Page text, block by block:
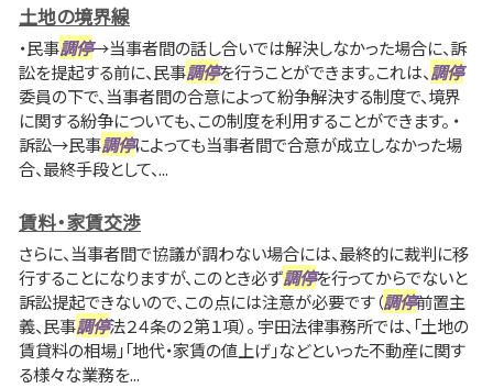
土地の境界線
・民事調停→当事者間の話し合いでは解決しなかった場合に、訴
訟を提起する前に、民事調停を行うことができます。これは、調停
委員の下で、当事者間の合意によって紛争解決する制度で、境界
に関する紛争についても、この制度を利用することができます。 ・
訴訟→民事調停によっても当事者間で合意が成立しなかった場
合、最終手段として、...
賃料・家賃交渉
さらに、当事者間で協議が調わない場合には、最終的に裁判に移
行することになりますが、このとき必ず調停を行ってからでないと
訴訟提起できないので、この点には注意が必要です（調停前置主
義、民事調停法２４条の２第１項）。 宇田法律事務所では、「土地の
賃貸料の相場」「地代・家賃の値上げ」などといった不動産に関す
る様々な業務を...